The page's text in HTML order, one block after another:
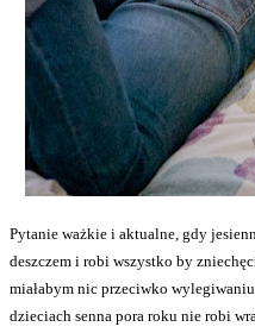
Pytanie ważkie i aktualne, gdy
deszczem i robi wszystko by
miałabym nic przeciwko
dzieciach senna pora roku nie robi